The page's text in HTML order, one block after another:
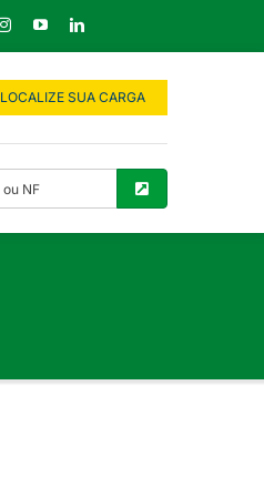
LOCALIZE SUA CARGA